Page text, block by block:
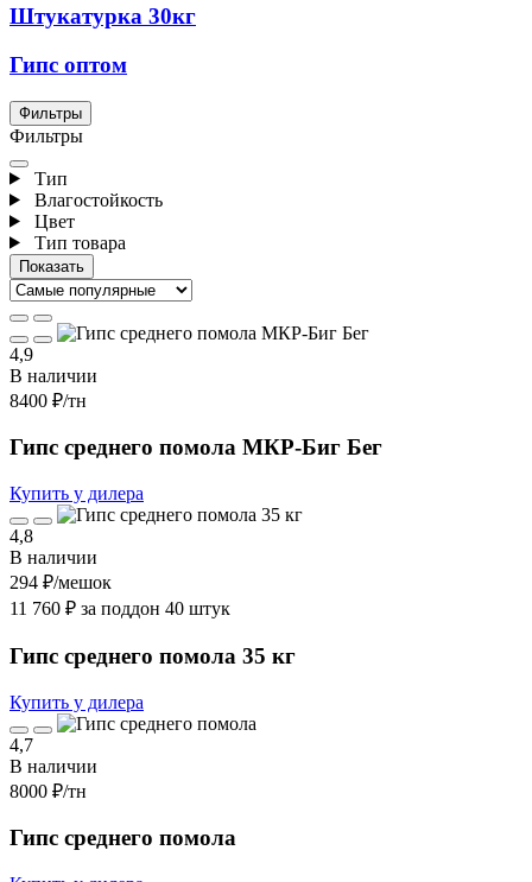
Штукатурка 30кг
Гипс оптом
Фильтры
Фильтры
Тип
Влагостойкость
Цвет
Тип товара
4,9
В наличии
8400 ₽/тн
Гипс среднего помола МКР-Биг Бег
Купить у дилера
4,8
В наличии
294 ₽/мешок
11 760 ₽ за поддон 40 штук
Гипс среднего помола 35 кг
Купить у дилера
4,7
В наличии
8000 ₽/тн
Гипс среднего помола